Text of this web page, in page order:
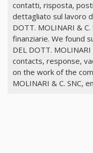
contatti, risposta,
dettagliato sul lavoro
DOTT. MOLINARI &
finanziarie. We found
DEL DOTT.
contacts, response,
on the work of the
MOLINARI & C. SNC,